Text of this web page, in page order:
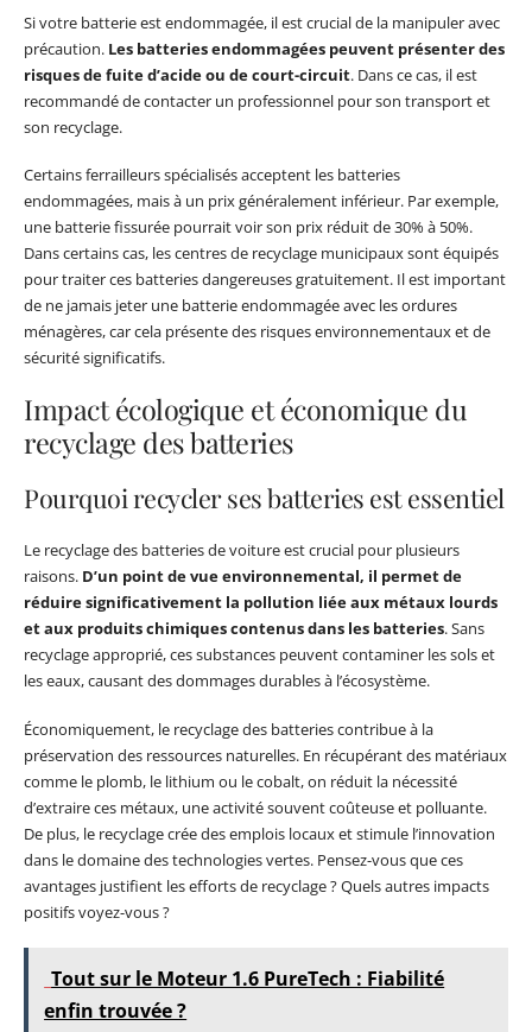
Si votre batterie est endommagée, il est crucial de la manipuler avec
précaution. Les batteries endommagées peuvent présenter des
risques de fuite d’acide ou de court-circuit. Dans ce cas, il est
recommandé de contacter un professionnel pour son transport et
son recyclage.
Certains ferrailleurs spécialisés acceptent les batteries
endommagées, mais à un prix généralement inférieur. Par exemple,
une batterie fissurée pourrait voir son prix réduit de 30% à 50%.
Dans certains cas, les centres de recyclage municipaux sont équipés
pour traiter ces batteries dangereuses gratuitement. Il est important
de ne jamais jeter une batterie endommagée avec les ordures
ménagères, car cela présente des risques environnementaux et de
sécurité significatifs.
Impact écologique et économique du
recyclage des batteries
Pourquoi recycler ses batteries est essentiel
Le recyclage des batteries de voiture est crucial pour plusieurs
raisons. D’un point de vue environnemental, il permet de
réduire significativement la pollution liée aux métaux lourds
et aux produits chimiques contenus dans les batteries. Sans
recyclage approprié, ces substances peuvent contaminer les sols et
les eaux, causant des dommages durables à l’écosystème.
Économiquement, le recyclage des batteries contribue à la
préservation des ressources naturelles. En récupérant des matériaux
comme le plomb, le lithium ou le cobalt, on réduit la nécessité
d’extraire ces métaux, une activité souvent coûteuse et polluante.
De plus, le recyclage crée des emplois locaux et stimule l’innovation
dans le domaine des technologies vertes. Pensez-vous que ces
avantages justifient les efforts de recyclage ? Quels autres impacts
positifs voyez-vous ?
Tout sur le Moteur 1.6 PureTech : Fiabilité
enfin trouvée ?